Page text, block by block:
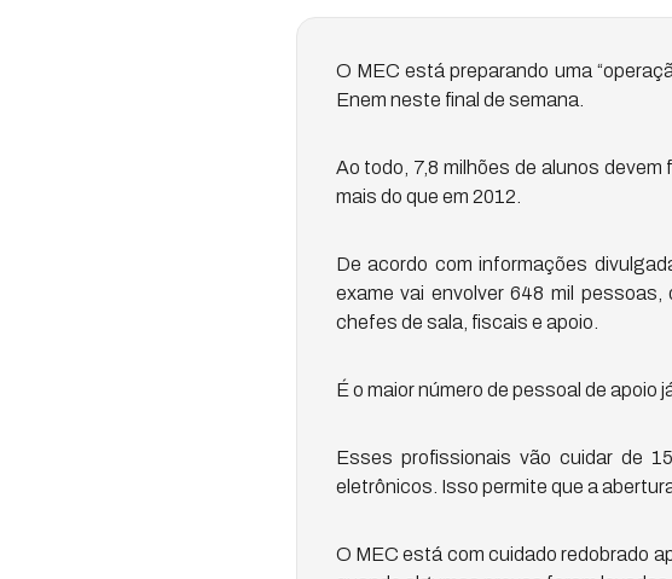
O MEC está preparando uma
Enem neste final de semana.
Ao todo, 7,8 milhões de alunos
mais do que em 2012.
De acordo com informações
exame vai envolver 648 mil
chefes de sala, fiscais e apoio.
É o maior número de pessoal de apoio
Esses profissionais vão cuidar de
eletrônicos. Isso permite que a
O MEC está com cuidado redobrado